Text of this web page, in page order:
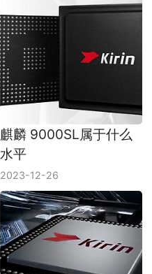
麒麟 9000SL属于什么
水平
2023-12-26